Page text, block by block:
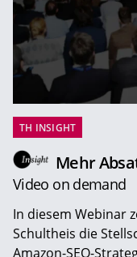
TH INSIGHT
Mehr
Video on demand
In diesem Webinar
Schultheis die
Amazon-SEO-